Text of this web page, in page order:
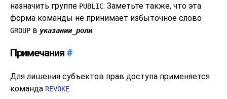
назначить группе PUBLIC. Заметьте также, что эта
форма команды не принимает избыточное слово
GROUP в указании_роли.
Примечания #
Для лишения субъектов прав доступа применяется
команда REVOKE.